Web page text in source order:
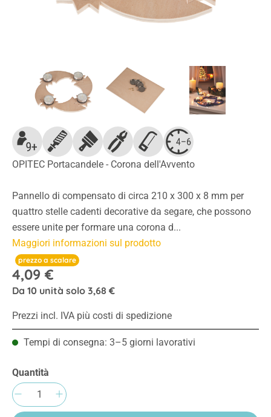
OPITEC Portacandele - Corona dell'Avvento
Pannello di compensato di circa 210 x 300 x 8 mm per
quattro stelle cadenti decorative da segare, che possono
essere unite per formare una corona d...
Maggiori informazioni sul prodotto
prezzo a scalare
4,09 €
Da 10 unità solo 3,68 €
Prezzi incl. IVA più costi di spedizione
Tempi di consegna: 3–5 giorni lavorativi
Quantità
Quantità del prodotto: inserisci la quantità